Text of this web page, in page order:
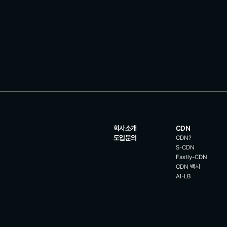
회사소개
도입문의
CDN
CDN?
S-CDN
Fastly-CDN
CDN 백서
AI-LB